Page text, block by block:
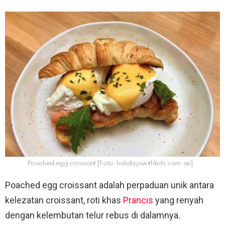
Poached egg croissant [Foto: holidayswithkids.com.au]
Poached egg croissant adalah perpaduan unik antara
kelezatan croissant, roti khas Prancis yang renyah
dengan kelembutan telur rebus di dalamnya.